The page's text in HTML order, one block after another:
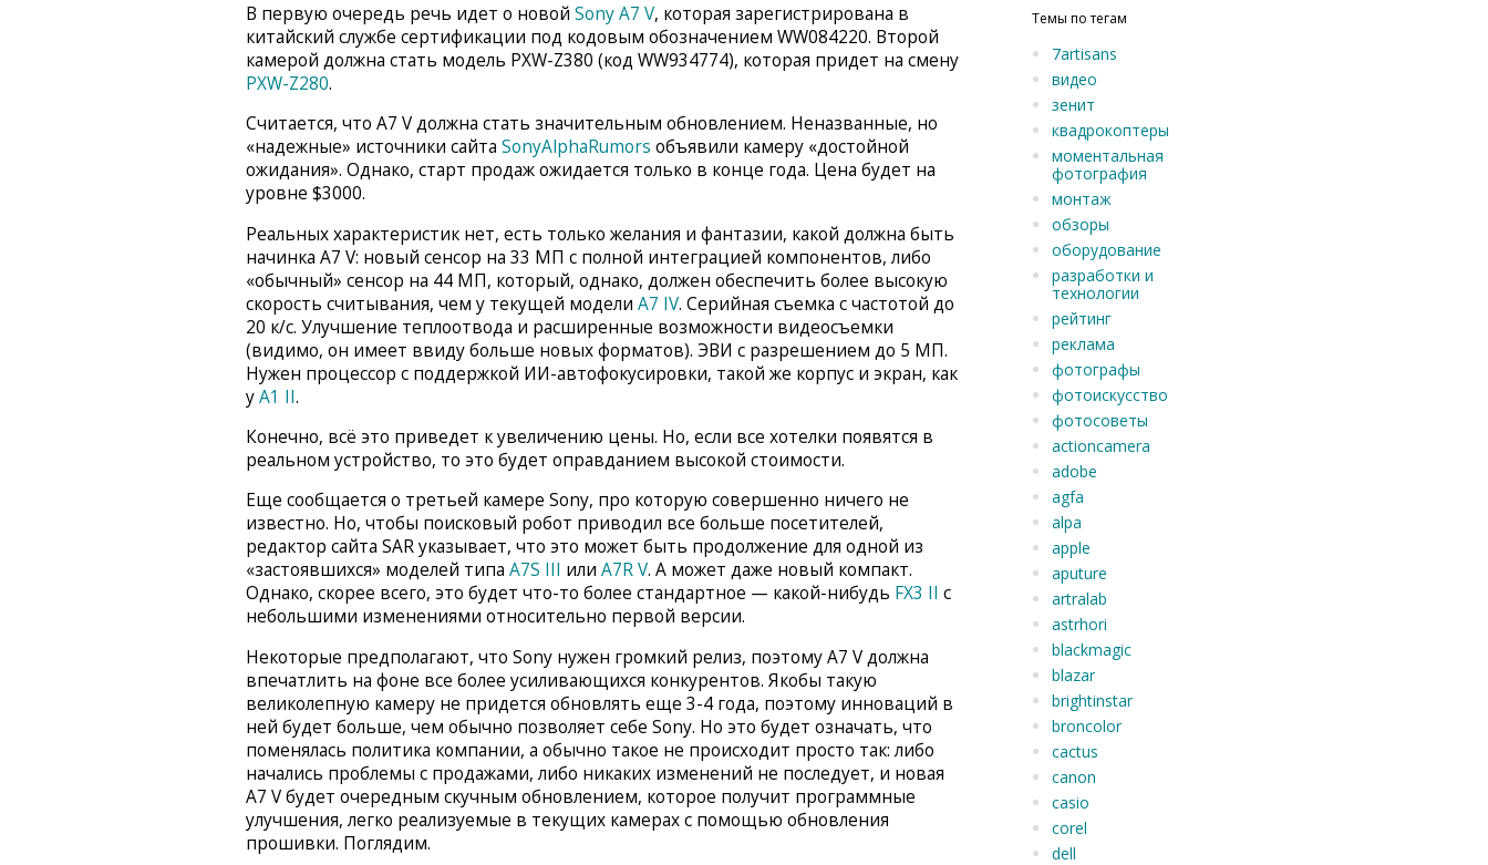
В первую очередь речь идет о новой Sony A7 V, которая зарегистрирована в
китайский службе сертификации под кодовым обозначением WW084220. Второй
камерой должна стать модель PXW-Z380 (код WW934774), которая придет на смену
PXW-Z280.
Считается, что A7 V должна стать значительным обновлением. Неназванные, но
«надежные» источники сайта SonyAlphaRumors объявили камеру «достойной
ожидания». Однако, старт продаж ожидается только в конце года. Цена будет на
уровне $3000.
Реальных характеристик нет, есть только желания и фантазии, какой должна быть
начинка A7 V: новый сенсор на 33 МП с полной интеграцией компонентов, либо
«обычный» сенсор на 44 МП, который, однако, должен обеспечить более высокую
скорость считывания, чем у текущей модели A7 IV. Серийная съемка с частотой до
20 к/с. Улучшение теплоотвода и расширенные возможности видеосъемки
(видимо, он имеет ввиду больше новых форматов). ЭВИ с разрешением до 5 МП.
Нужен процессор с поддержкой ИИ-автофокусировки, такой же корпус и экран, как
уA1 II.
Конечно, всё это приведет к увеличению цены. Но, если все хотелки появятся в
реальном устройство, то это будет оправданием высокой стоимости.
Еще сообщается о третьей камере Sony, про которую совершенно ничего не
известно. Но, чтобы поисковый робот приводил все больше посетителей,
редактор сайта SAR указывает, что это может быть продолжение для одной из
«застоявшихся» моделей типа A7S III или A7R V. А может даже новый компакт.
Однако, скорее всего, это будет что-то более стандартное — какой-нибудь FX3 II с
небольшими изменениями относительно первой версии.
Некоторые предполагают, что Sony нужен громкий релиз, поэтому A7 V должна
впечатлить на фоне все более усиливающихся конкурентов. Якобы такую
великолепную камеру не придется обновлять еще 3-4 года, поэтому инноваций в
ней будет больше, чем обычно позволяет себе Sony. Но это будет означать, что
поменялась политика компании, а обычно такое не происходит просто так: либо
начались проблемы с продажами, либо никаких изменений не последует, и новая
A7 V будет очередным скучным обновлением, которое получит программные
улучшения, легко реализуемые в текущих камерах с помощью обновления
прошивки. Поглядим.
Темы по тегам
7artisans
видео
зенит
квадрокоптеры
моментальная
фотография
монтаж
обзоры
оборудование
разработки и
технологии
рейтинг
реклама
фотографы
фотоискусство
фотосоветы
actioncamera
adobe
agfa
alpa
apple
aputure
artralab
astrhori
blackmagic
blazar
brightinstar
broncolor
cactus
canon
casio
corel
dell